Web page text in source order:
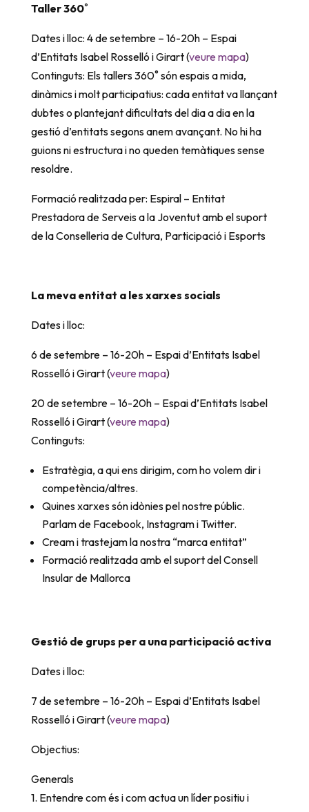
Taller 360˚
Dates i lloc: 4 de setembre – 16-20h – Espai
d’Entitats Isabel Rosselló i Girart (veure mapa)
Continguts: Els tallers 360˚ són espais a mida,
dinàmics i molt participatius: cada entitat va llançant
dubtes o plantejant dificultats del dia a dia en la
gestió d’entitats segons anem avançant. No hi ha
guions ni estructura i no queden temàtiques sense
resoldre.
Formació realitzada per: Espiral – Entitat
Prestadora de Serveis a la Joventut amb el suport
de la Conselleria de Cultura, Participació i Esports
La meva entitat a les xarxes socials
Dates i lloc:
6 de setembre – 16-20h – Espai d’Entitats Isabel
Rosselló i Girart (veure mapa)
20 de setembre – 16-20h – Espai d’Entitats Isabel
Rosselló i Girart (veure mapa)
Continguts:
Estratègia, a qui ens dirigim, com ho volem dir i
competència/altres.
Quines xarxes són idònies pel nostre públic.
Parlam de Facebook, Instagram i Twitter.
Cream i trastejam la nostra “marca entitat”
Formació realitzada amb el suport del Consell
Insular de Mallorca
Gestió de grups per a una participació activa
Dates i lloc:
7 de setembre – 16-20h – Espai d’Entitats Isabel
Rosselló i Girart (veure mapa)
Objectius:
Generals
1. Entendre com és i com actua un líder positiu i